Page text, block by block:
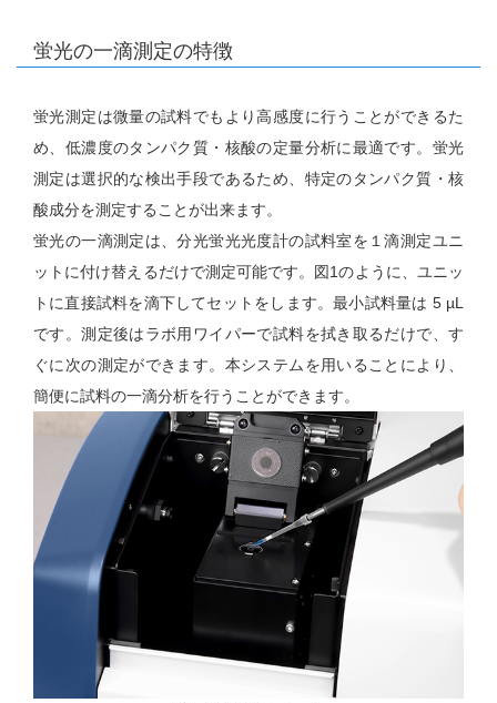
蛍光の一滴測定の特徴
蛍光測定は微量の試料でもより高感度に行うことができるた
め、低濃度のタンパク質・核酸の定量分析に最適です。蛍光
測定は選択的な検出手段であるため、特定のタンパク質・核
酸成分を測定することが出来ます。
蛍光の一滴測定は、分光蛍光光度計の試料室を１滴測定ユニ
ットに付け替えるだけで測定可能です。図1のように、ユニッ
トに直接試料を滴下してセットをします。最小試料量は 5 µL
です。測定後はラボ用ワイパーで試料を拭き取るだけで、す
ぐに次の測定ができます。本システムを用いることにより、
簡便に試料の一滴分析を行うことができます。